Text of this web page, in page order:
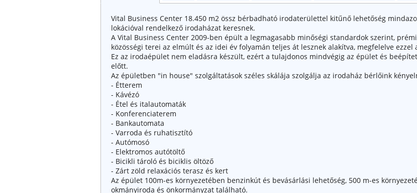
Vital Business Center 18.450 m2 össz bérbadható irodaterülettel kitűnő lehetőség
lokációval rendelkező irodaházat keresnek.
A Vital Business Center 2009-ben épült a legmagasabb minőségi standardok szerint,
közösségi terei az elmúlt és az idei év folyamán teljes át lesznek alakítva, megfelelve
Ez az irodaépület nem eladásra készült, ezért a tulajdonos mindvégig az épület és
előtt.
Az épületben "in house" szolgáltatások széles skálája szolgálja az irodaház bérlőink
- Étterem
- Kávézó
- Étel és italautomaták
- Konferenciaterem
- Bankautomata
- Varroda és ruhatisztító
- Autómosó
- Elektromos autótöltő
- Bicikli tároló és biciklis öltöző
- Zárt zöld relaxációs terasz és kert
Az épület 100m-es környezetében benzinkút és bevásárlási lehetőség, 500 m-es
okmányiroda és önkormányzat található.